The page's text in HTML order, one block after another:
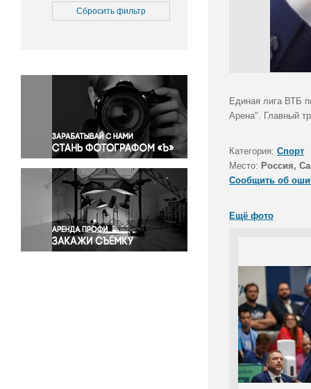
Медицина
Окружающая среда
Политика
Правосудие
Происшествия и конфликты
Религия
Светская жизнь
Спорт
Экология
Экономика и бизнес
Сбросить фильтр
Единая лига ВТБ
Арена". Главный
Категория: Спорт
Место: Россия,
Сообщить об
Ещё фото